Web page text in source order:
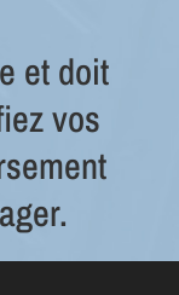
et doit
vos